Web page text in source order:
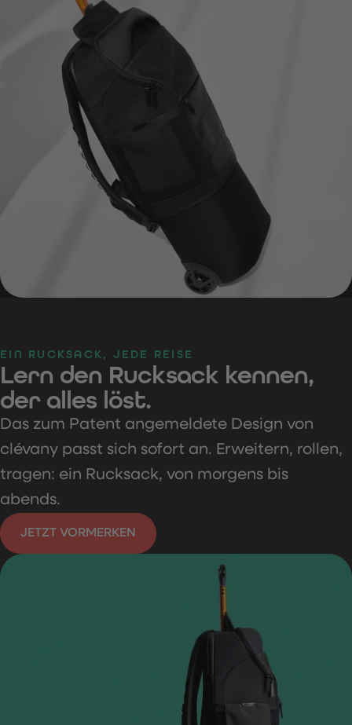
EIN RUCKSACK, JEDE REISE
Lern den Rucksack kennen,
der alles löst.
Das zum Patent angemeldete Design von
clévany passt sich sofort an. Erweitern, rollen,
tragen: ein Rucksack, von morgens bis
abends.
JETZT VORMERKEN